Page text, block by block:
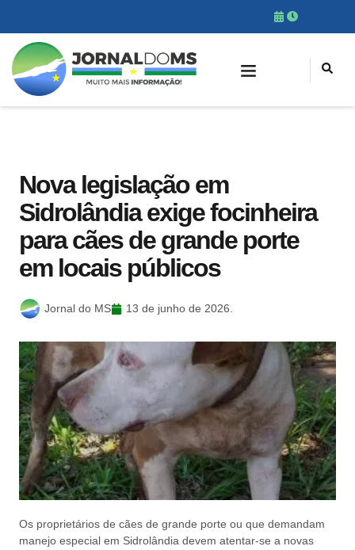
Nova legislação em
Sidrolândia exige focinheira
para cães de grande porte
em locais públicos
Jornal do MS 13 de junho de 2026.
Os proprietários de cães de grande porte ou que demandam
manejo especial em Sidrolândia devem atentar-se a novas